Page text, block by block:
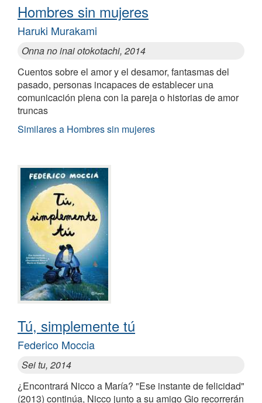
Hombres sin mujeres
Haruki Murakami
Onna no inai otokotachi, 2014
Cuentos sobre el amor y el desamor, fantasmas del
pasado, personas incapaces de establecer una
comunicación plena con la pareja o historias de amor
truncas
Similares a Hombres sin mujeres
Tú, simplemente tú
Federico Moccia
Sei tu, 2014
¿Encontrará Nicco a María? "Ese instante de felicidad"
(2013) continúa, Nicco junto a su amigo Gio recorrerán